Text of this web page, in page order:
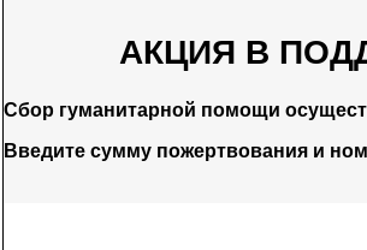
АКЦИЯ В
Сбор гуманитарной помощи
Введите сумму пожертвования и